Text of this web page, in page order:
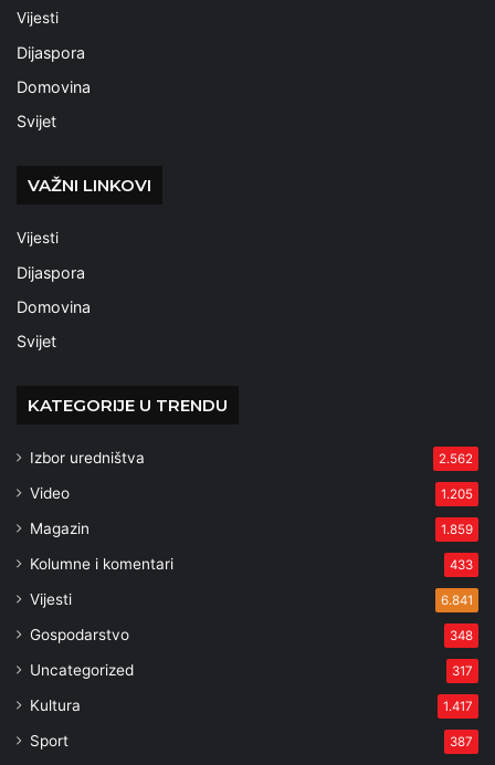
Vijesti
Dijaspora
Domovina
Svijet
VAŽNI LINKOVI
Vijesti
Dijaspora
Domovina
Svijet
KATEGORIJE U TRENDU
Izbor uredništva 2.562
Video 1.205
Magazin 1.859
Kolumne i komentari 433
Vijesti 6.841
Gospodarstvo 348
Uncategorized 317
Kultura 1.417
Sport 387